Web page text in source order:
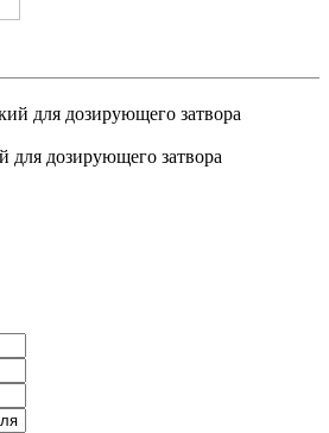
для дозирующего затвора